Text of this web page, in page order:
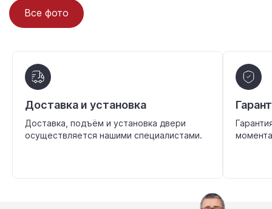
Все фото
Доставка и установка
Доставка, подъём и установка двери
осуществляется нашими специалистами.